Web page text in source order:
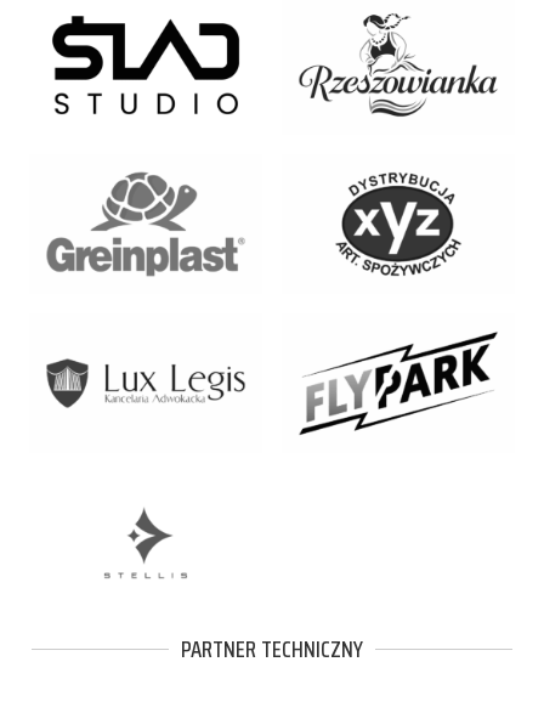
PARTNER TECHNICZNY